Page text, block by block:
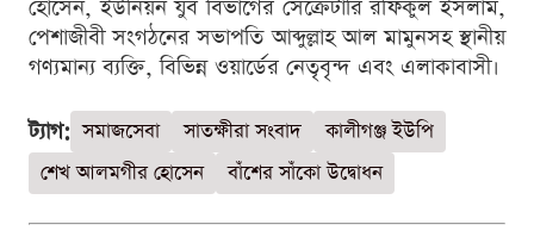
হোসেন, ইউনিয়ন যুব বিভাগের সেক্রেটারি রফিকুল ইসলাম,
পেশাজীবী সংগঠনের সভাপতি আব্দুল্লাহ আল মামুনসহ স্থানীয়
গণ্যমান্য ব্যক্তি, বিভিন্ন ওয়ার্ডের নেতৃবৃন্দ এবং এলাকাবাসী।
ট্যাগ: সমাজসেবা সাতক্ষীরা সংবাদ
কালীগঞ্জ ইউপি
শেখ আলমগীর হোসেন
বাঁশের সাঁকো উদ্বোধন